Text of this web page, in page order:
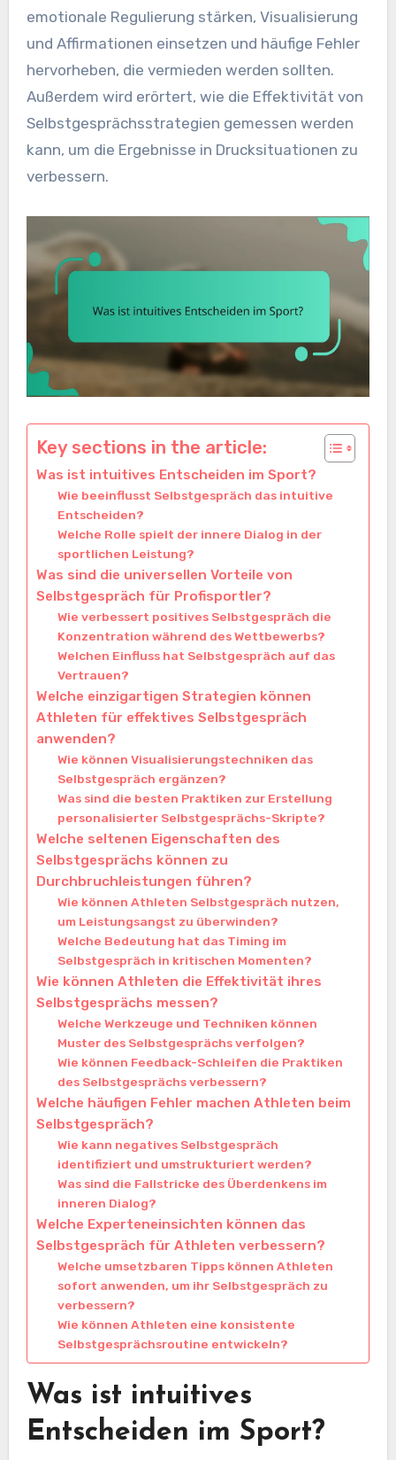
emotionale Regulierung stärken, Visualisierung
und Affirmationen einsetzen und häufige Fehler
hervorheben, die vermieden werden sollten.
Außerdem wird erörtert, wie die Effektivität von
Selbstgesprächsstrategien gemessen werden
kann, um die Ergebnisse in Drucksituationen zu
verbessern.
Key sections in the article:
Was ist intuitives Entscheiden im Sport?
Wie beeinflusst Selbstgespräch das intuitive
Entscheiden?
Welche Rolle spielt der innere Dialog in der
sportlichen Leistung?
Was sind die universellen Vorteile von
Selbstgespräch für Profisportler?
Wie verbessert positives Selbstgespräch die
Konzentration während des Wettbewerbs?
Welchen Einfluss hat Selbstgespräch auf das
Vertrauen?
Welche einzigartigen Strategien können
Athleten für effektives Selbstgespräch
anwenden?
Wie können Visualisierungstechniken das
Selbstgespräch ergänzen?
Was sind die besten Praktiken zur Erstellung
personalisierter Selbstgesprächs-Skripte?
Welche seltenen Eigenschaften des
Selbstgesprächs können zu
Durchbruchleistungen führen?
Wie können Athleten Selbstgespräch nutzen,
um Leistungsangst zu überwinden?
Welche Bedeutung hat das Timing im
Selbstgespräch in kritischen Momenten?
Wie können Athleten die Effektivität ihres
Selbstgesprächs messen?
Welche Werkzeuge und Techniken können
Muster des Selbstgesprächs verfolgen?
Wie können Feedback-Schleifen die Praktiken
des Selbstgesprächs verbessern?
Welche häufigen Fehler machen Athleten beim
Selbstgespräch?
Wie kann negatives Selbstgespräch
identifiziert und umstrukturiert werden?
Was sind die Fallstricke des Überdenkens im
inneren Dialog?
Welche Experteneinsichten können das
Selbstgespräch für Athleten verbessern?
Welche umsetzbaren Tipps können Athleten
sofort anwenden, um ihr Selbstgespräch zu
verbessern?
Wie können Athleten eine konsistente
Selbstgesprächsroutine entwickeln?
Was ist intuitives
Entscheiden im Sport?